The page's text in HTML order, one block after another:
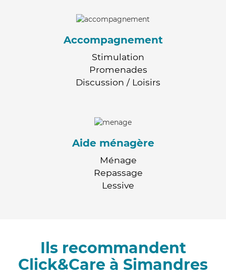
Accompagnement
Stimulation
Promenades
Discussion / Loisirs
Aide ménagère
Ménage
Repassage
Lessive
Ils recommandent
Click&Care à Simandres